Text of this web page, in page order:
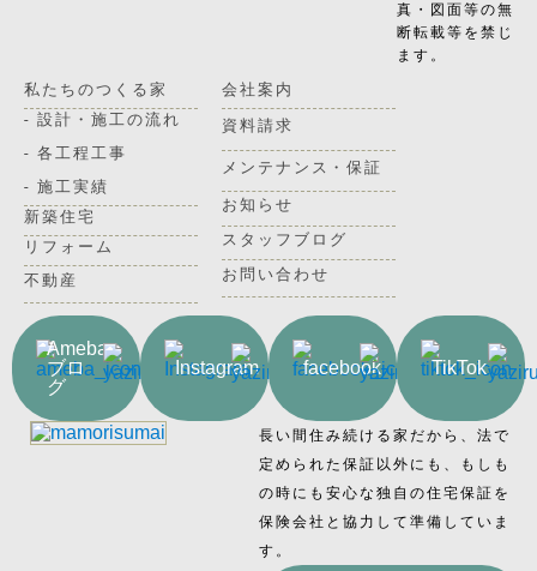
真・図面等の無
断転載等を禁じ
ます。
私たちのつくる家
- 設計・施工の流れ
- 各工程工事
- 施工実績
新築住宅
リフォーム
不動産
会社案内
資料請求
メンテナンス・保証
お知らせ
スタッフブログ
お問い合わせ
Ameba
ブロ
グ
Instagram facebook TikTok
長い間住み続ける家だから、法で
定められた保証以外にも、もしも
の時にも安心な独自の住宅保証を
保険会社と協力して準備していま
す。